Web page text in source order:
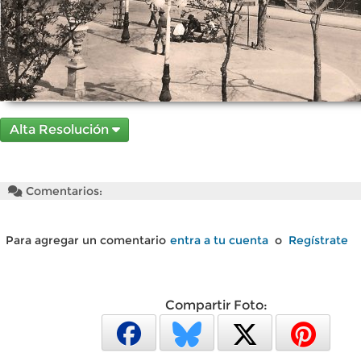
Alta Resolución
Comentarios:
Para agregar un comentario entra a tu cuenta o Regístrate
Compartir Foto: